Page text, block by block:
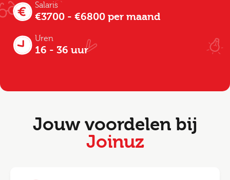
Salaris
€3700 - €6800 per maand
Uren
16 - 36 uur
Jouw voordelen bij
Joinuz